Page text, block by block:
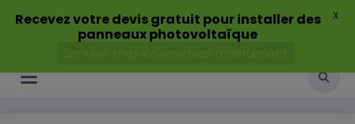
Recevez votre devis gratuit pour installer des
panneaux photovoltaïque
X